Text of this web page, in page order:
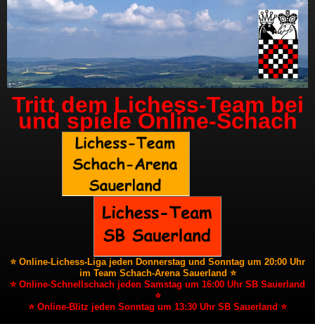
Tritt dem Lichess-Team bei
und spiele Online-Schach
⭐ Online-Lichess-Liga jeden Donnerstag und Sonntag um 20:00 Uhr
im Team Schach-Arena Sauerland ⭐
⭐ Online-Schnellschach jeden Samstag um 16:00 Uhr SB Sauerland
⭐
⭐ Online-Blitz jeden Sonntag um 13:30 Uhr SB Sauerland ⭐